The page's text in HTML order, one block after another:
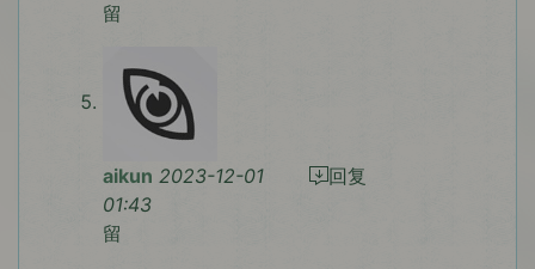
留
aikun 2023-12-01
01:43
留
回复